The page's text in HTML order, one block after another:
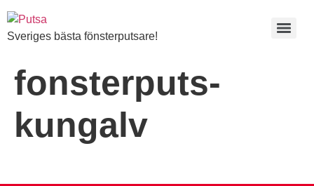
Sveriges bästa fönsterputsare!
fonsterputs-
kungalv